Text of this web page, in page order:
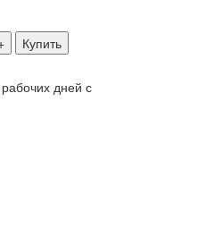
Купить
дней с